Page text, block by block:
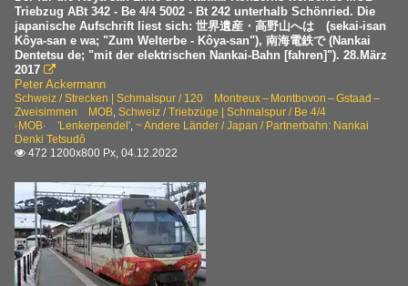
Triebzug ABt 342 - Be 4/4 5002 - Bt 242 unterhalb Schönried. Die
japanische Aufschrift liest sich: 世界遺産・高野山へは (sekai-isan
Kôya-san e wa; "Zum Welterbe - Kôya-san"), 南海電鉄で (Nankai
Dentetsu de; "mit der elektrischen Nankai-Bahn [fahren]"). 28.März
2017 
Peter Ackermann
Schweiz / Strecken | Schmalspur / 120 Montreux – Montbovon – Gstaad –
Zweisimmen MOB, Schweiz / Triebzüge | Schmalspur / Be 4/4
·MOB· 'Lenkerpendel', ~ Andere Länder / Japan / Partnerbahn: Nankai
Denki Tetsudô
 472 1200x800 Px, 04.12.2022